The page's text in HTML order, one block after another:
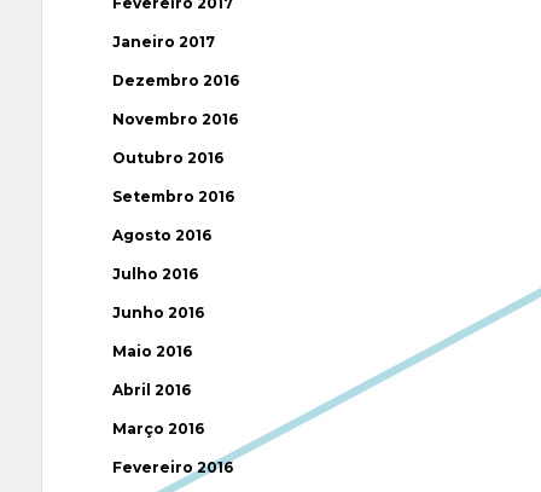
Janeiro 2017
Dezembro 2016
Novembro 2016
Outubro 2016
Setembro 2016
Agosto 2016
Julho 2016
Junho 2016
Maio 2016
Abril 2016
Março 2016
Fevereiro 2016